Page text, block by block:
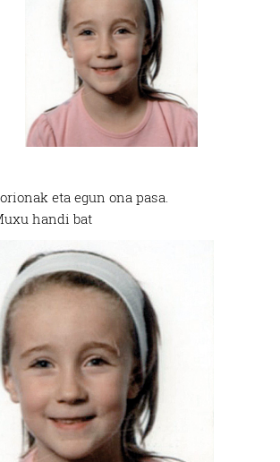
eta egun ona pasa.
handi bat